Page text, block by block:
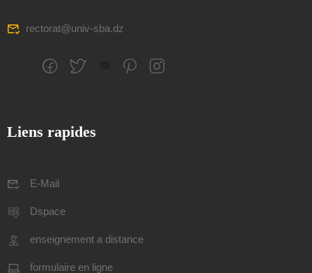
rectorat@univ-sba.dz
Liens rapides
E-Mail
Dspace
enseignement a distance
formulaire en ligne